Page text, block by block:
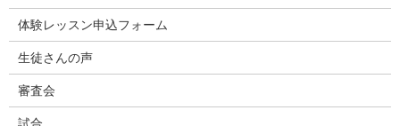
体験レッスン申込フォーム
生徒さんの声
審査会
試合